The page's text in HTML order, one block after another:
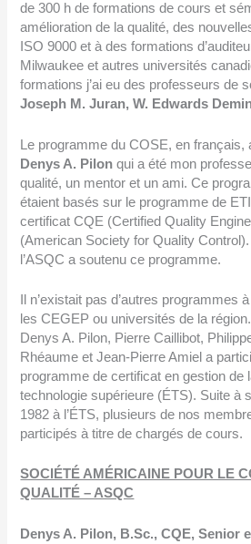
de 300 h de formations de cours et
amélioration de la qualité, des
ISO 9000 et à des formations
Milwaukee et autres universités
formations j’ai eu des professeurs de
Joseph M. Juran, W. Edwards
Le programme du COSE, en français,
Denys A. Pilon qui a été mon
qualité, un mentor et un ami. Ce
étaient basés sur le programme de
certificat CQE (Certified Quality
(American Society for Quality
l’ASQC a soutenu ce programme.
Il n’existait pas d’autres programmes
les CEGEP ou universités de la
Denys A. Pilon, Pierre Caillibot,
Rhéaume et Jean-Pierre Amiel a
programme de certificat en gestion de
technologie supérieure (ÉTS). Suite à
1982 à l’ÉTS, plusieurs de nos
participés à titre de chargés de cours.
SOCIÉTÉ AMÉRICAINE POUR LE
QUALITÉ – ASQC
Denys A. Pilon, B.Sc., CQE, Senior